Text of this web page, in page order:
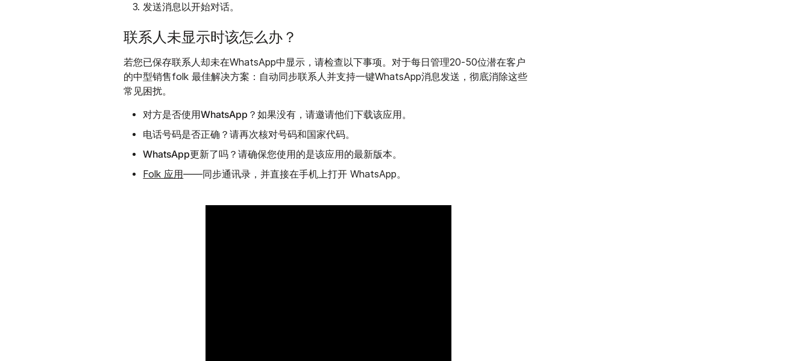
发送消息以开始对话。
联系人未显示时该怎么办？
若您已保存联系人却未在WhatsApp中显示，请检查以下事项。对于每日管理20-50位潜在客户
的中型销售folk 最佳解决方案：自动同步联系人并支持一键WhatsApp消息发送，彻底消除这些
常见困扰。
对方是否使用WhatsApp？如果没有，请邀请他们下载该应用。
电话号码是否正确？请再次核对号码和国家代码。
WhatsApp更新了吗？请确保您使用的是该应用的最新版本。
Folk 应用——同步通讯录，并直接在手机上打开 WhatsApp。